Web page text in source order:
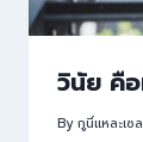
วินัย คื
Byกูนี่แหละเซ